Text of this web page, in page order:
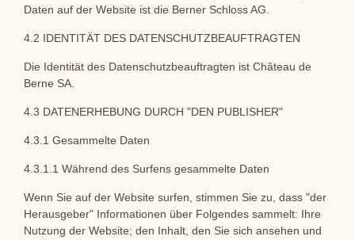
Daten auf der Website ist die Berner Schloss AG.
4.2 IDENTITÄT DES DATENSCHUTZBEAUFTRAGTEN
Die Identität des Datenschutzbeauftragten ist Château de
Berne SA.
4.3 DATENERHEBUNG DURCH "DEN PUBLISHER"
4.3.1 Gesammelte Daten
4.3.1.1 Während des Surfens gesammelte Daten
Wenn Sie auf der Website surfen, stimmen Sie zu, dass "der
Herausgeber" Informationen über Folgendes sammelt: Ihre
Nutzung der Website; den Inhalt, den Sie sich ansehen und